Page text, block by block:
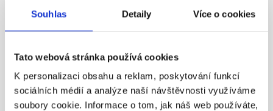
Souhlas Detaily Více o cookies
Tato webová stránka používá cookies
K personalizaci obsahu a reklam, poskytování funkcí
sociálních médií a analýze naší návštěvnosti využíváme
soubory cookie. Informace o tom, jak náš web používáte,
Další články